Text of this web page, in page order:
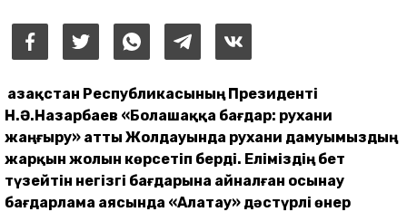
Қазақстан Республикасының Президенті
Н.Ә.Назарбаев «Болашаққа бағдар: рухани
жаңғыру» атты Жолдауында рухани дамуымыздың
жарқын жолын көрсетіп берді. Еліміздің бет
түзейтін негізгі бағдарына айналған осынау
бағдарлама аясында «Алатау» дәстүрлі өнер